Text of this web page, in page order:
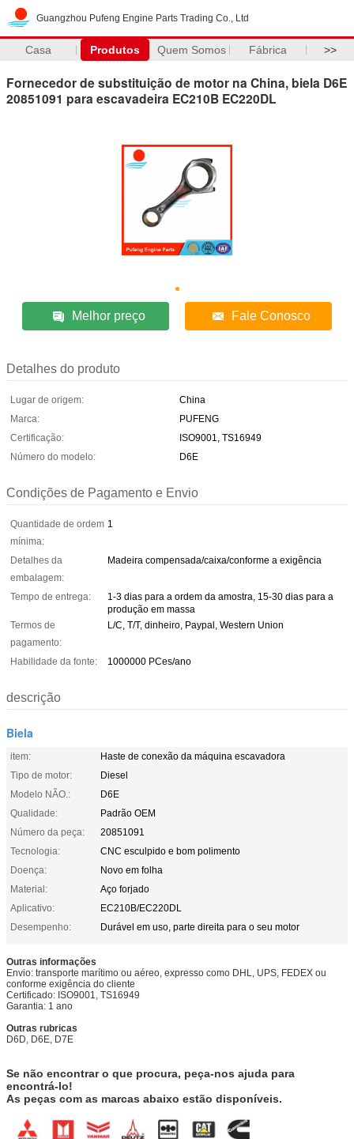
Guangzhou Pufeng Engine Parts Trading Co., Ltd
Casa Produtos Quem Somos Fábrica >>
Fornecedor de substituição de motor na China, biela D6E
20851091 para escavadeira EC210B EC220DL
Melhor preço Fale Conosco
Detalhes do produto
Lugar de origem:
China
Marca:
PUFENG
Certificação:
ISO9001, TS16949
Número do modelo:
D6E
Condições de Pagamento e Envio
Quantidade de ordem
mínima:
1
Detalhes da
embalagem:
Madeira compensada/caixa/conforme a exigência
Tempo de entrega:
1-3 dias para a ordem da amostra, 15-30 dias para a
produção em massa
Termos de
pagamento:
L/C, T/T, dinheiro, Paypal, Western Union
Habilidade da fonte: 1000000 PCes/ano
descrição
Biela
item:
Haste de conexão da máquina escavadora
Tipo de motor:
Diesel
Modelo NÃO.:
D6E
Qualidade:
Padrão OEM
Número da peça:
20851091
Tecnologia:
CNC esculpido e bom polimento
Doença:
Novo em folha
Material:
Aço forjado
Aplicativo:
EC210B/EC220DL
Desempenho:
Durável em uso, parte direita para o seu motor
Outras informações
Envio: transporte marítimo ou aéreo, expresso como DHL, UPS, FEDEX ou
conforme exigência do cliente
Certificado: ISO9001, TS16949
Garantia: 1 ano
Outras rubricas
D6D, D6E, D7E
Se não encontrar o que procura, peça-nos ajuda para
encontrá-lo!
As peças com as marcas abaixo estão disponíveis.